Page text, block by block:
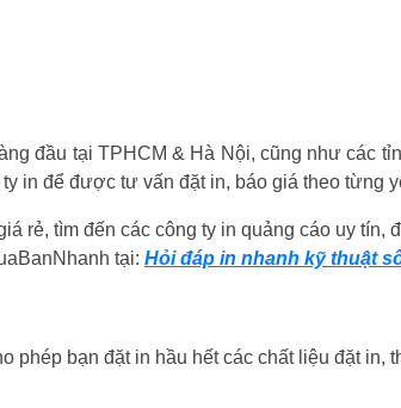
đầu tại TPHCM & Hà Nội, cũng như các
in để được tư vấn đặt in, báo giá theo từng
rẻ, tìm đến các công ty in quảng cáo uy tín,
tại: Hỏi đáp in nhanh kỹ thuật
bạn đặt in hầu hết các chất liệu đặt in,